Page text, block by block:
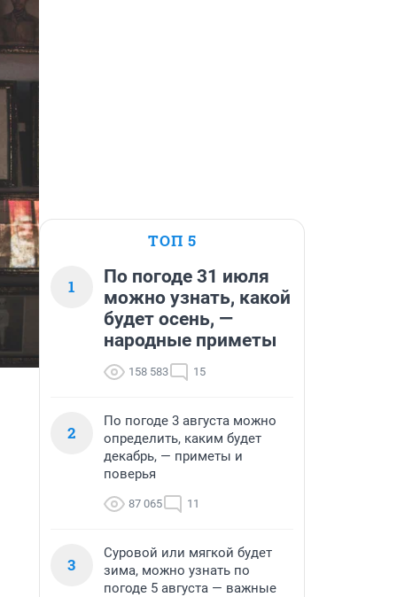
ТОП 5
1
По погоде 31 июля
можно узнать, какой
будет осень, —
народные приметы
158 583 15
2
По погоде 3 августа можно
определить, каким будет
декабрь, — приметы и
поверья
87 065 11
3
Суровой или мягкой будет
зима, можно узнать по
погоде 5 августа — важные